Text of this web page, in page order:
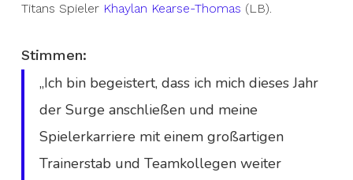
Titans Spieler Khaylan Kearse-Thomas (LB).
Stimmen:
„Ich bin begeistert, dass ich mich dieses Jahr
der Surge anschließen und meine
Spielerkarriere mit einem großartigen
Trainerstab und Teamkollegen weiter